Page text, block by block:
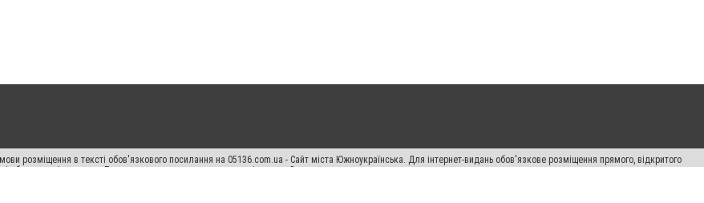
розміщення в тексті обов'язкового посилання на 05136.com.ua - Сайт міста Южноукраїнська. Для інтернет-видань обов'язкове розміщення прямого, відкритого
або в якості джерела. Порушення виняткових прав переслідується Законом.